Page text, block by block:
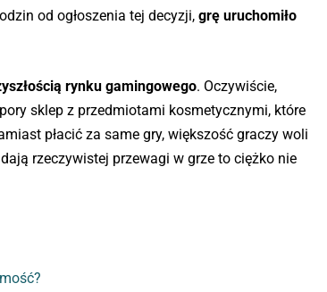
od ogłoszenia tej decyzji,grę uruchomiło
rynku gamingowego. Oczywiście,
sklep z przedmiotami kosmetycznymi, które
płacić za same gry, większość graczy woli
rzeczywistej przewagi w grze to ciężko nie